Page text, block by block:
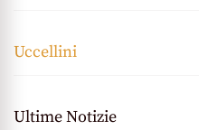
Uccellini
Ultime Notizie